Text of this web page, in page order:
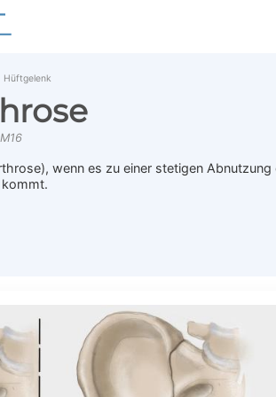
Hüftgelenk
wenn es zu einer stetigen Abnutzung